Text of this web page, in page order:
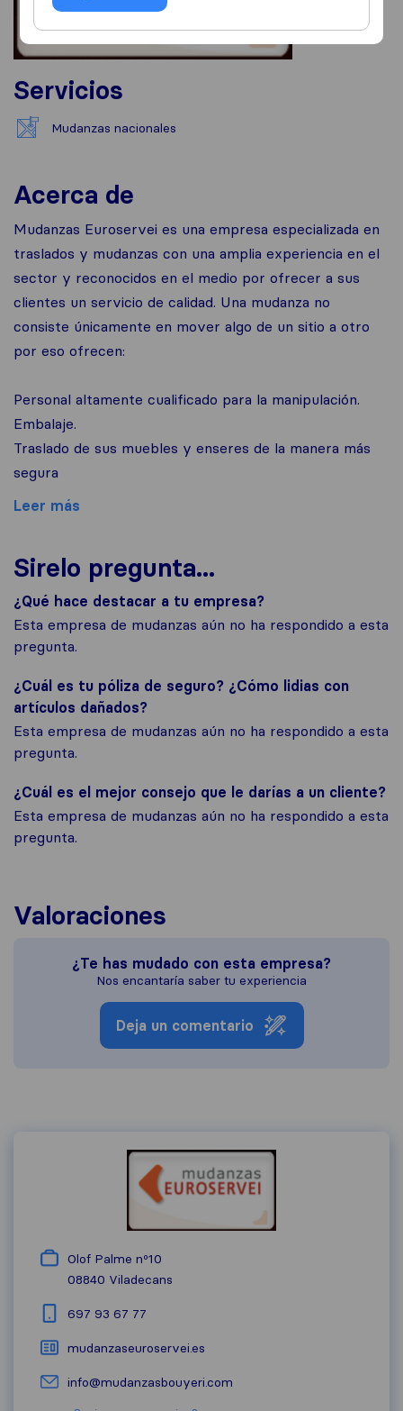
Servicios
Mudanzas nacionales
Acerca de
Mudanzas Euroservei es una empresa especializada en
traslados y mudanzas con una amplia experiencia en el
sector y reconocidos en el medio por ofrecer a sus
clientes un servicio de calidad. Una mudanza no
consiste únicamente en mover algo de un sitio a otro
por eso ofrecen:
Personal altamente cualificado para la manipulación.
Embalaje.
Traslado de sus muebles y enseres de la manera más
segura
Leer más
Sirelo pregunta...
¿Qué hace destacar a tu empresa?
Esta empresa de mudanzas aún no ha respondido a esta
pregunta.
¿Cuál es tu póliza de seguro? ¿Cómo lidias con
artículos dañados?
Esta empresa de mudanzas aún no ha respondido a esta
pregunta.
¿Cuál es el mejor consejo que le darías a un cliente?
Esta empresa de mudanzas aún no ha respondido a esta
pregunta.
Valoraciones
¿Te has mudado con esta empresa?
Nos encantaría saber tu experiencia
Deja un comentario
Olof Palme nº10
08840 Viladecans
697 93 67 77
mudanzaseuroservei.es
info@mudanzasbouyeri.com